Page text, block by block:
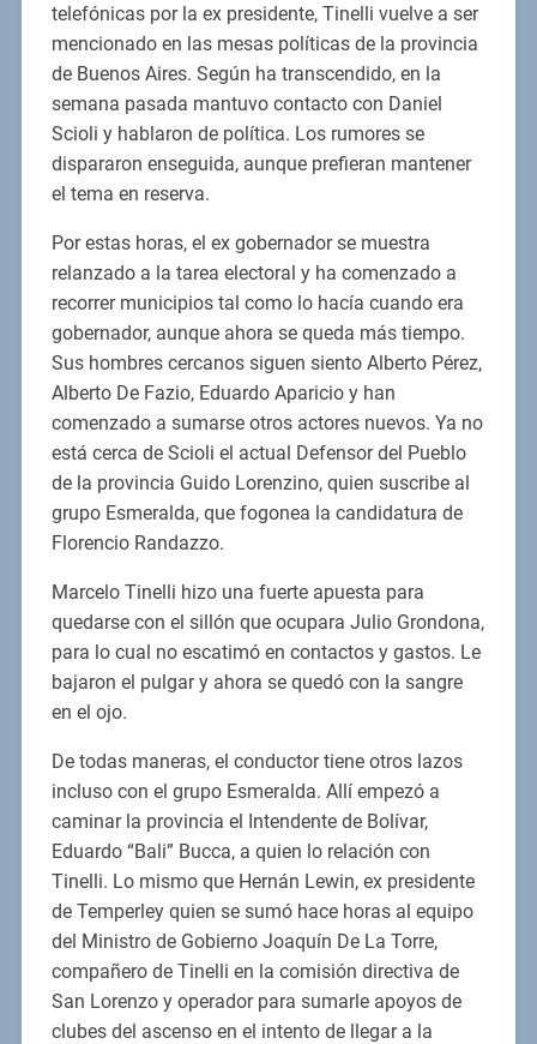
telefónicas por la ex presidente, Tinelli vuelve a ser
mencionado en las mesas políticas de la provincia
de Buenos Aires. Según ha transcendido, en la
semana pasada mantuvo contacto con Daniel
Scioli y hablaron de política. Los rumores se
dispararon enseguida, aunque prefieran mantener
el tema en reserva.
Por estas horas, el ex gobernador se muestra
relanzado a la tarea electoral y ha comenzado a
recorrer municipios tal como lo hacía cuando era
gobernador, aunque ahora se queda más tiempo.
Sus hombres cercanos siguen siento Alberto Pérez,
Alberto De Fazio, Eduardo Aparicio y han
comenzado a sumarse otros actores nuevos. Ya no
está cerca de Scioli el actual Defensor del Pueblo
de la provincia Guido Lorenzino, quien suscribe al
grupo Esmeralda, que fogonea la candidatura de
Florencio Randazzo.
Marcelo Tinelli hizo una fuerte apuesta para
quedarse con el sillón que ocupara Julio Grondona,
para lo cual no escatimó en contactos y gastos. Le
bajaron el pulgar y ahora se quedó con la sangre
en el ojo.
De todas maneras, el conductor tiene otros lazos
incluso con el grupo Esmeralda. Allí empezó a
caminar la provincia el Intendente de Bolívar,
Eduardo “Bali” Bucca, a quien lo relación con
Tinelli. Lo mismo que Hernán Lewin, ex presidente
de Temperley quien se sumó hace horas al equipo
del Ministro de Gobierno Joaquín De La Torre,
compañero de Tinelli en la comisión directiva de
San Lorenzo y operador para sumarle apoyos de
clubes del ascenso en el intento de llegar a la